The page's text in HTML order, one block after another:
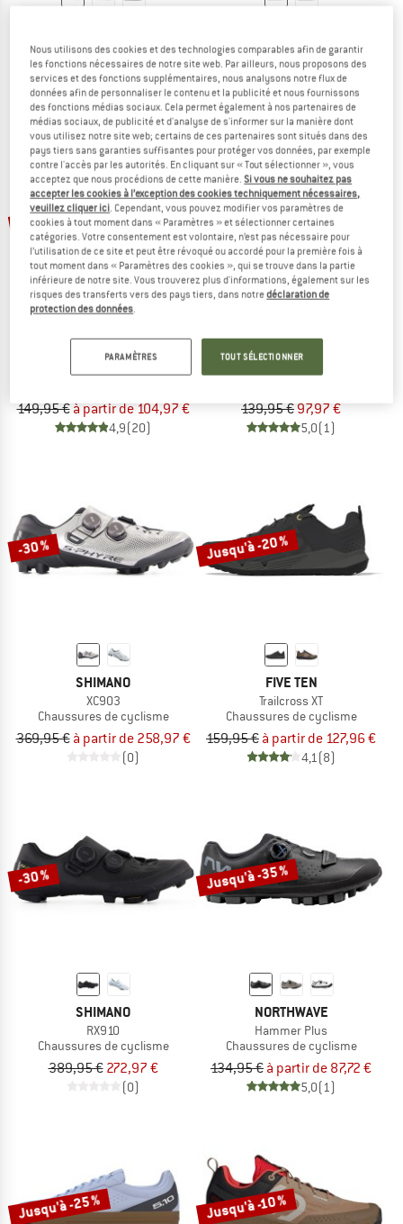
Freerider Pro Boa
Chaussures de cyclisme
169,95 € à partir de 152,96 €
4,5(2)
Women's Shoe Road Comp Boa
Chaussures de cyclisme
129,95 €à partir de 77,97 €
(0)
Jusqu'à -30 %
FIVE TEN
Freerider Pro
149,95 € à partir de 104,97 €
4,9(20)
-30 %
SHIMANO
XC302
139,95 € 97,97 €
5,0(1)
-30 %
SHIMANO
XC903
Chaussures de cyclisme
369,95 € à partir de 258,97 €
(0)
Jusqu'à -20 %
FIVE TEN
Trailcross XT
Chaussures de cyclisme
159,95 € à partir de 127,96 €
4,1(8)
-30 %
SHIMANO
RX910
Chaussures de cyclisme
389,95 € 272,97 €
(0)
Jusqu'à -35 %
NORTHWAVE
Hammer Plus
Chaussures de cyclisme
134,95 € à partir de 87,72 €
5,0(1)
Jusqu'à -25 % Jusqu'à -10 %
Nous utilisons des cookies et des technologies comparables afin de garantir
les fonctions nécessaires de notre site web. Par ailleurs, nous proposons des
services et des fonctions supplémentaires, nous analysons notre flux de
données afin de personnaliser le contenu et la publicité et nous fournissons
des fonctions médias sociaux. Cela permet également à nos partenaires de
médias sociaux, de publicité et d'analyse de s'informer sur la manière dont
vous utilisez notre site web; certains de ces partenaires sont situés dans des
pays tiers sans garanties suffisantes pour protéger vos données, par exemple
contre l'accès par les autorités. En cliquant sur « Tout sélectionner », vous
acceptez que nous procédions de cette manière.Si vous ne souhaitez pas
accepter les cookies à l’exception des cookies techniquement nécessaires,
veuillez cliquer ici. Cependant, vous pouvez modifier vos paramètres de
cookies à tout moment dans « Paramètres » et sélectionner certaines
catégories. Votre consentement est volontaire, n’est pas nécessaire pour
l’utilisation de ce site et peut être révoqué ou accordé pour la première fois à
tout moment dans « Paramètres des cookies », qui se trouve dans la partie
inférieure de notre site. Vous trouverez plus d'informations, également sur les
risques des transferts vers des pays tiers, dans notredéclaration de
protection des données.
PARAMÈTRES TOUT SÉLECTIONNER